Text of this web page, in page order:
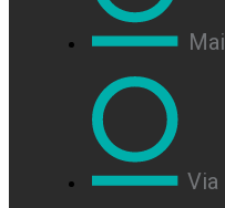
Via